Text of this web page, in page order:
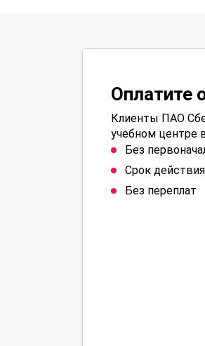
Оплатите
Клиенты ПАО
учебном центре
Без
Срок
Без переплат